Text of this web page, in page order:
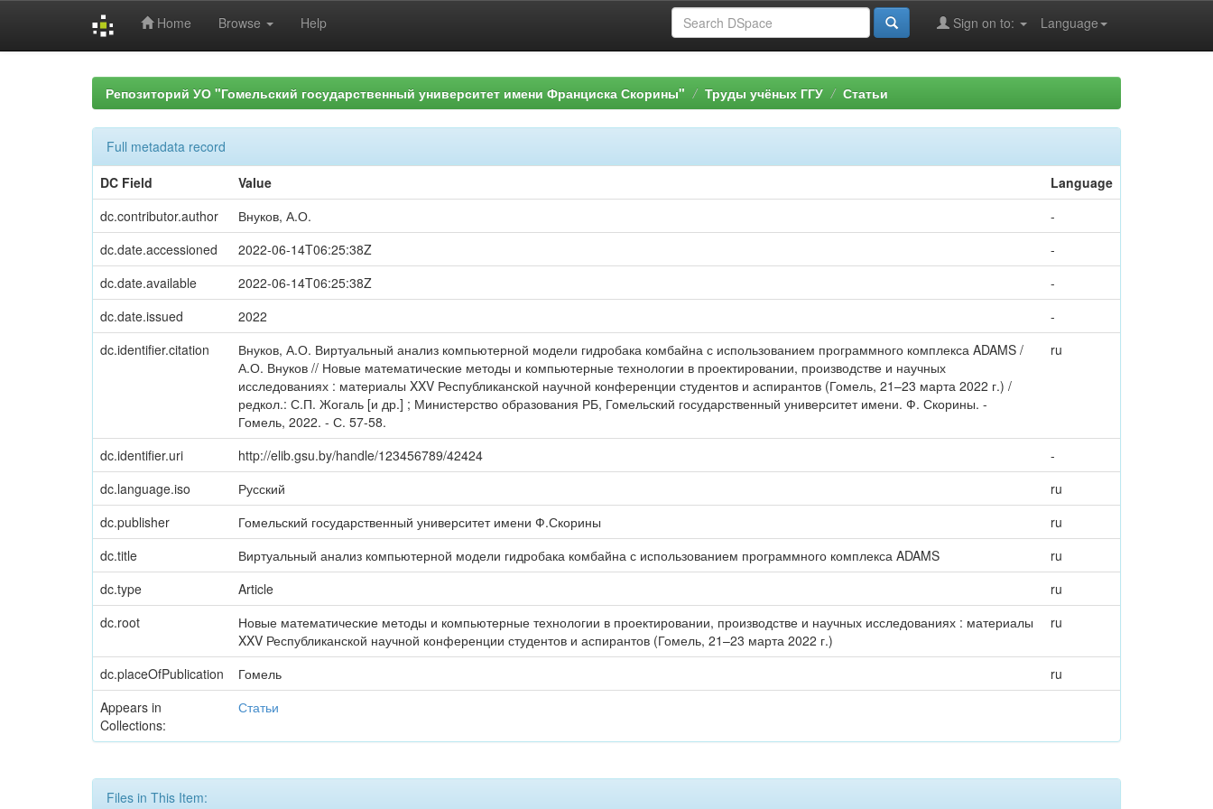
Home Browse Help Language
Sign on to:
Репозиторий УО "Гомельский государственный университет имени Франциска Скорины" Труды учёных ГГУ Статьи
Full metadata record
DC Field
Value
Language
dc.contributor.author
Внуков, А.О.
-
dc.date.accessioned
2022-06-14T06:25:38Z
-
dc.date.available
2022-06-14T06:25:38Z
-
dc.date.issued
2022
-
dc.identifier.citation
Внуков, А.О. Виртуальный анализ компьютерной модели гидробака комбайна с использованием программного комплекса ADAMS /
А.О. Внуков // Новые математические методы и компьютерные технологии в проектировании, производстве и научных
исследованиях : материалы XXV Республиканской научной конференции студентов и аспирантов (Гомель, 21–23 марта 2022 г.) /
редкол.: С.П. Жогаль [и др.] ; Министерство образования РБ, Гомельский государственный университет имени. Ф. Скорины. -
Гомель, 2022. - С. 57-58.
ru
dc.identifier.uri http://elib.gsu.by/handle/123456789/42424
-
dc.language.iso
Русский
ru
dc.publisher
Гомельский государственный университет имени Ф.Скорины
ru
dc.title
Виртуальный анализ компьютерной модели гидробака комбайна с использованием программного комплекса ADAMS
ru
dc.type
Article
ru
dc.root
Новые математические методы и компьютерные технологии в проектировании, производстве и научных исследованиях : материалы
XXV Республиканской научной конференции студентов и аспирантов (Гомель, 21–23 марта 2022 г.)
ru
dc.placeOfPublication Гомель
ru
Appears in
Collections:
Статьи
Files in This Item: